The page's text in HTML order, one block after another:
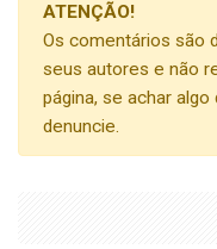
ATENÇÃO!
Os comentários são
seus autores e não
página, se achar
denuncie.